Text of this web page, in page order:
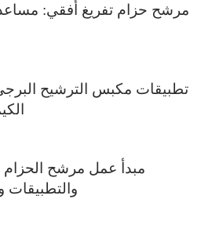
مرشح حزام تفريغ أفقي:
تطبيقات مكبس الترشيح
مبدأ عمل مرشح الحزام
والتطبيقات